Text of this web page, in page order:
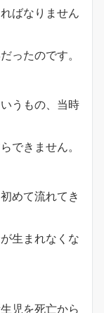
ばなりません
ったのです。
うもの、当時
できません。
めて流れてき
生まれなくな
児を死亡から